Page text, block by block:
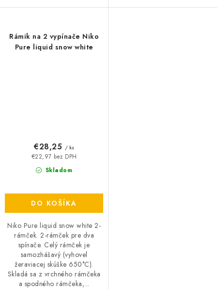
Rámik na 2 vypínače Niko
Pure liquid snow white
Skladom
€22,97 bez DPH
€28,25 / ks
DO KOŠÍKA
Niko Pure liquid snow white 2-
rámček. 2-rámček pre dva
spínače. Celý rámček je
samozhášavý (vyhovel
žeraviacej skúške 650°C).
Skladá sa z vrchného rámčeka
a spodného rámčeka,...